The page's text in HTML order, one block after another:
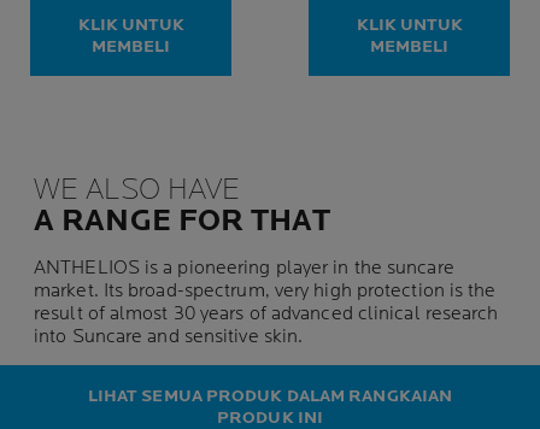
whitecastKLIK UNTUK
MEMBELI
KLIK UNTUK
MEMBELI
WE ALSO HAVE
A RANGE FOR THAT
ANTHELIOS is a pioneering player in the suncare
market. Its broad-spectrum, very high protection is the
result of almost 30 years of advanced clinical research
into Suncare and sensitive skin.
LIHAT SEMUA PRODUK DALAM RANGKAIAN
PRODUK INI